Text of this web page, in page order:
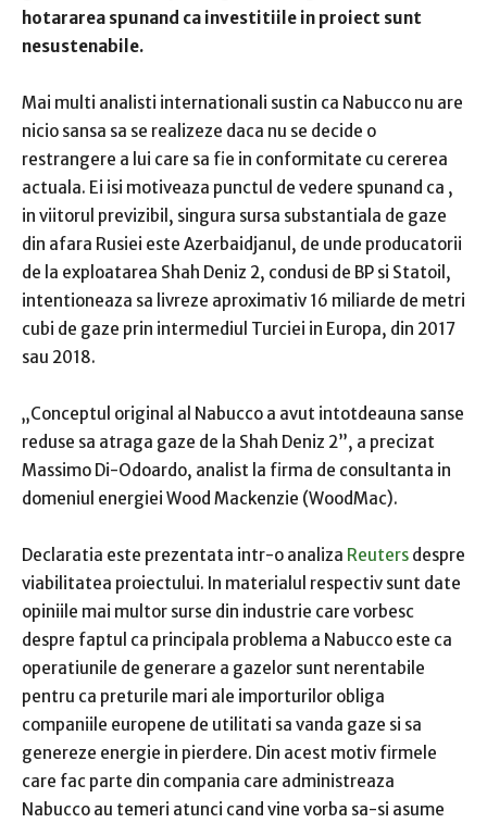
hotararea spunand ca investitiile in proiect sunt
nesustenabile.
Mai multi analisti internationali sustin ca Nabucco nu are
nicio sansa sa se realizeze daca nu se decide o
restrangere a lui care sa fie in conformitate cu cererea
actuala. Ei isi motiveaza punctul de vedere spunand ca ,
in viitorul previzibil, singura sursa substantiala de gaze
din afara Rusiei este Azerbaidjanul, de unde producatorii
de la exploatarea Shah Deniz 2, condusi de BP si Statoil,
intentioneaza sa livreze aproximativ 16 miliarde de metri
cubi de gaze prin intermediul Turciei in Europa, din 2017
sau 2018.
„Conceptul original al Nabucco a avut intotdeauna sanse
reduse sa atraga gaze de la Shah Deniz 2”, a precizat
Massimo Di-Odoardo, analist la firma de consultanta in
domeniul energiei Wood Mackenzie (WoodMac).
Declaratia este prezentata intr-o analiza Reuters despre
viabilitatea proiectului. In materialul respectiv sunt date
opiniile mai multor surse din industrie care vorbesc
despre faptul ca principala problema a Nabucco este ca
operatiunile de generare a gazelor sunt nerentabile
pentru ca preturile mari ale importurilor obliga
companiile europene de utilitati sa vanda gaze si sa
genereze energie in pierdere. Din acest motiv firmele
care fac parte din compania care administreaza
Nabucco au temeri atunci cand vine vorba sa-si asume